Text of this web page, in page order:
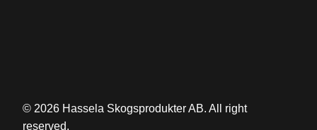
© 2026 Hassela Skogsprodukter AB. All right
reserved.